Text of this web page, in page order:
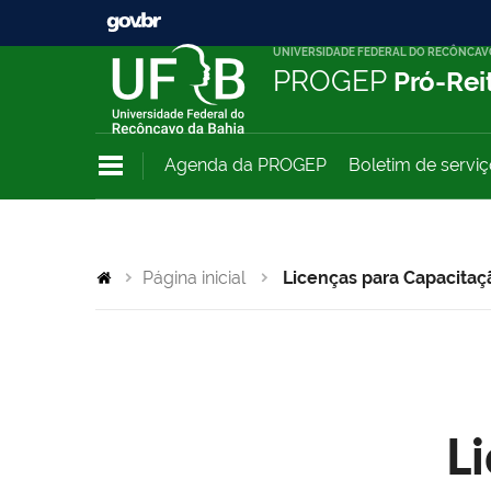
UNIVERSIDADE FEDERAL DO
PROGEP Pró-
Agenda da PROGEP Boletim de
Página inicial Licenças para